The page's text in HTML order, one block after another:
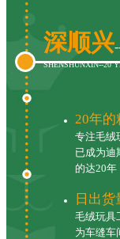
深顺兴
SHENSHUNXIN--20
20年的
专注毛绒
已成为迪
的达20年
日出货
毛绒玩具
为车缝车